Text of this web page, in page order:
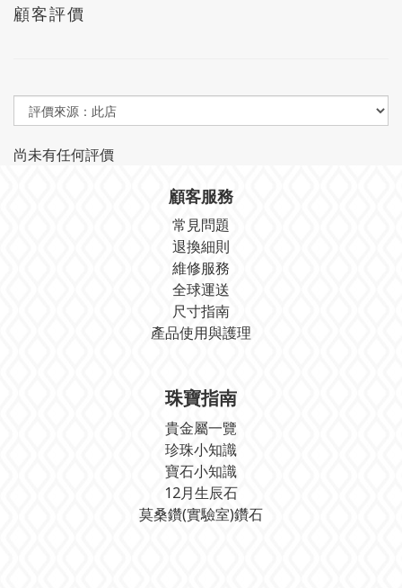
顧客評價
尚未有任何評價
顧客服務
常見問題
退換細則
維修服務
全球運送
尺寸指南
產品使用與護理
珠寶指南
貴金屬一覽
珍珠小知識
寶石小知識
12月生辰石
莫桑鑽(實驗室)鑽石